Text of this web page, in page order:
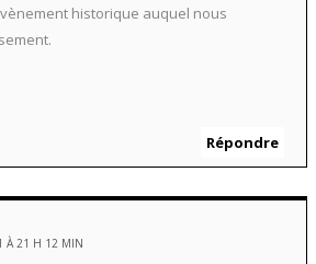
historique auquel nous
Répondre
À 21 H 12 MIN